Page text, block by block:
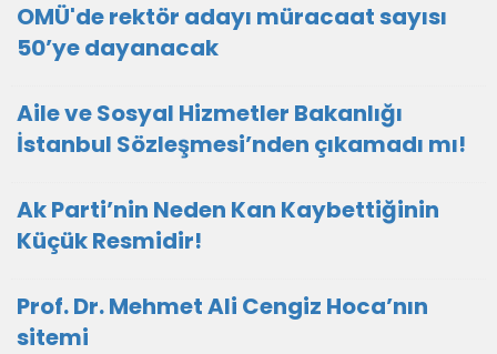
OMÜ'de rektör adayı müracaat sayısı
50’ye dayanacak
Aile ve Sosyal Hizmetler Bakanlığı
İstanbul Sözleşmesi’nden çıkamadı mı!
Ak Parti’nin Neden Kan Kaybettiğinin
Küçük Resmidir!
Prof. Dr. Mehmet Ali Cengiz Hoca’nın
sitemi